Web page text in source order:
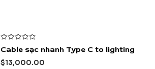
Được
xếp
hạng
0
Cable sạc nhanh Type C to lighting
$13,000.00